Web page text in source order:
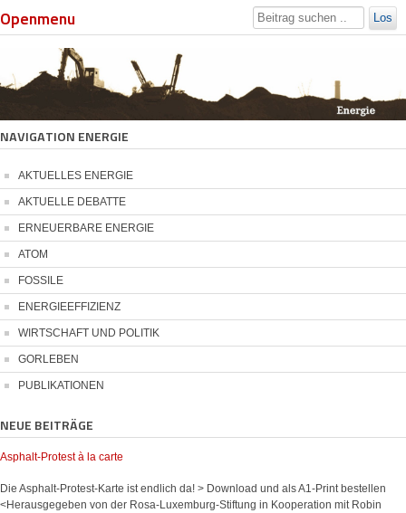
Openmenu Los
NAVIGATION ENERGIE
AKTUELLES ENERGIE
AKTUELLE DEBATTE
ERNEUERBARE ENERGIE
ATOM
FOSSILE
ENERGIEEFFIZIENZ
WIRTSCHAFT UND POLITIK
GORLEBEN
PUBLIKATIONEN
NEUE BEITRÄGE
Asphalt-Protest à la carte
Die Asphalt-Protest-Karte ist endlich da! > Download und als A1-Print bestellen
<Herausgegeben von der Rosa-Luxemburg-Stiftung in Kooperation mit Robin